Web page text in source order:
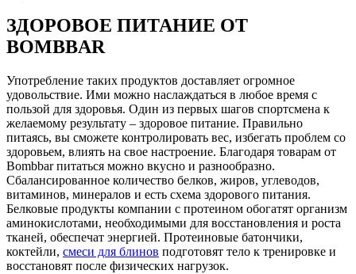
ЗДОРОВОЕ ПИТАНИЕ ОТ
BOMBBAR
Употребление таких продуктов доставляет огромное
удовольствие. Ими можно наслаждаться в любое время с
пользой для здоровья. Один из первых шагов спортсмена к
желаемому результату – здоровое питание. Правильно
питаясь, вы сможете контролировать вес, избегать проблем со
здоровьем, влиять на свое настроение. Благодаря товарам от
Bombbar питаться можно вкусно и разнообразно.
Сбалансированное количество белков, жиров, углеводов,
витаминов, минералов и есть схема здорового питания.
Белковые продукты компании с протеином обогатят организм
аминокислотами, необходимыми для восстановления и роста
тканей, обеспечат энергией. Протеиновые батончики,
коктейли, смеси для блинов подготовят тело к тренировке и
восстановят после физических нагрузок.